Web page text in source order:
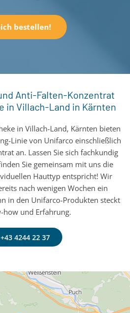
bestellen!
Anti-Falten-Konzentrat
in Villach-Land in Kärnten
in Villach-Land, Kärnten bieten
Linie von Unifarco einschließlich
an. Lassen Sie sich fachkundig
Sie gemeinsam mit uns die
Hauttyp entspricht! Wir
nach wenigen Wochen ein
in den Unifarco-Produkten steckt
how und Erfahrung.
+43 4244 22 37